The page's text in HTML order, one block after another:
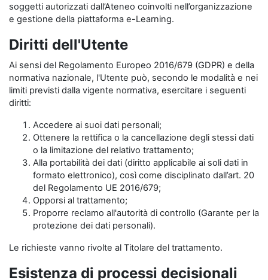
soggetti autorizzati dall’Ateneo coinvolti nell’organizzazione
e gestione della piattaforma e-Learning.
Diritti dell'Utente
Ai sensi del Regolamento Europeo 2016/679 (GDPR) e della
normativa nazionale, l'Utente può, secondo le modalità e nei
limiti previsti dalla vigente normativa, esercitare i seguenti
diritti:
Accedere ai suoi dati personali;
Ottenere la rettifica o la cancellazione degli stessi dati
o la limitazione del relativo trattamento;
Alla portabilità dei dati (diritto applicabile ai soli dati in
formato elettronico), così come disciplinato dall’art. 20
del Regolamento UE 2016/679;
Opporsi al trattamento;
Proporre reclamo all'autorità di controllo (Garante per la
protezione dei dati personali).
Le richieste vanno rivolte al Titolare del trattamento.
Esistenza di processi decisionali